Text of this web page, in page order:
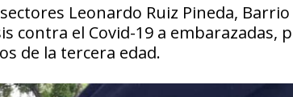
Leonardo Ruiz Pineda,
contra el Covid-19 a embarazadas,
de la tercera edad.